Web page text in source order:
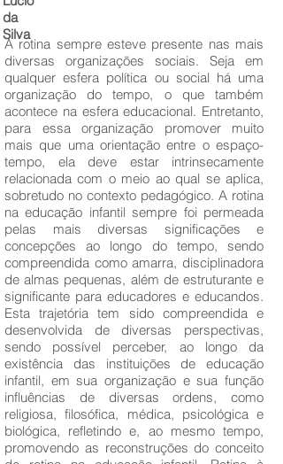
da
Silva
A rotina sempre esteve presente nas mais
diversas organizações sociais. Seja em
qualquer esfera política ou social há uma
organização do tempo, o que também
acontece na esfera educacional. Entretanto,
para essa organização promover muito
mais que uma orientação entre o espaço-
tempo, ela deve estar intrinsecamente
relacionada com o meio ao qual se aplica,
sobretudo no contexto pedagógico. A rotina
na educação infantil sempre foi permeada
pelas mais diversas significações e
concepções ao longo do tempo, sendo
compreendida como amarra, disciplinadora
de almas pequenas, além de estruturante e
significante para educadores e educandos.
Esta trajetória tem sido compreendida e
desenvolvida de diversas perspectivas,
sendo possível perceber, ao longo da
existência das instituições de educação
infantil, em sua organização e sua função
influências de diversas ordens, como
religiosa, filosófica, médica, psicológica e
biológica, refletindo e, ao mesmo tempo,
promovendo as reconstruções do conceito